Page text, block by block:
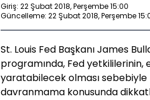
Giriş: 22 Şubat 2018, Perşembe 15:00
Güncelleme: 22 Şubat 2018, Perşembe
St. Louis Fed Başkanı James
programında, Fed yetkililerinin,
yaratabilecek olması sebebiyle
davranmama konusunda